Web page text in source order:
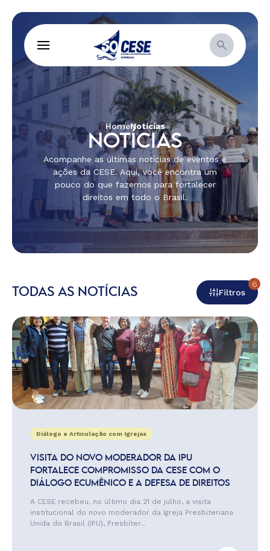
HomeNotícias
NOTÍCIAS
Acompanhe as últimas notícias de eventos e
ações da CESE. Aqui, você encontra um
pouco do que fazemos para fortalecer
direitos em todo o Brasil.
TODAS AS NOTÍCIAS Filtros
6
Diálogo e Articulação com Igrejas
VISITA DO NOVO MODERADOR DA IPU
FORTALECE COMPROMISSO DA CESE COM O
DIÁLOGO ECUMÊNICO E A DEFESA DE DIREITOS
A CESE recebeu, no último dia 21 de julho, a visita
institucional do novo moderador da Igreja Presbiteriana
Unida do Brasil (IPU), Presbíter...